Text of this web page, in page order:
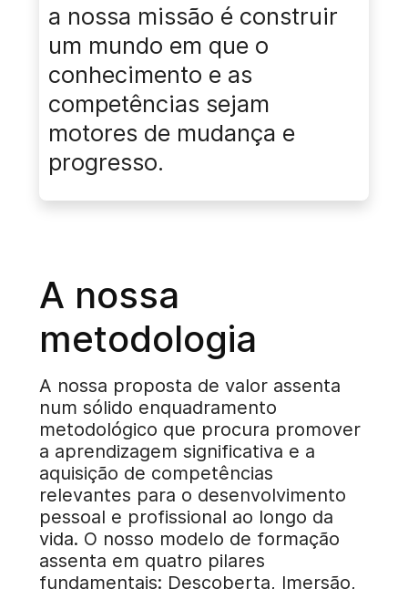
a nossa missão é construir
um mundo em que o
conhecimento e as
competências sejam
motores de mudança e
progresso.
A nossa
metodologia
A nossa proposta de valor assenta
num sólido enquadramento
metodológico que procura promover
a aprendizagem significativa e a
aquisição de competências
relevantes para o desenvolvimento
pessoal e profissional ao longo da
vida. O nosso modelo de formação
assenta em quatro pilares
fundamentais: Descoberta, Imersão,